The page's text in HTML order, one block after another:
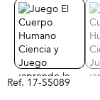
Ref. 17-55089